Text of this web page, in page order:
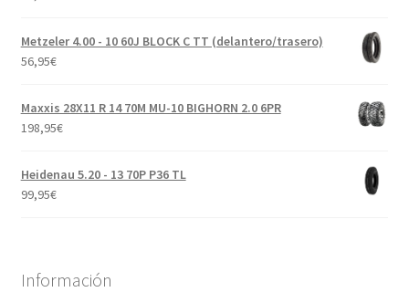
Metzeler 4.00 - 10 60J BLOCK C TT (delantero/trasero)
56,95€
Maxxis 28X11 R 14 70M MU-10 BIGHORN 2.0 6PR
198,95€
Heidenau 5.20 - 13 70P P36 TL
99,95€
Información